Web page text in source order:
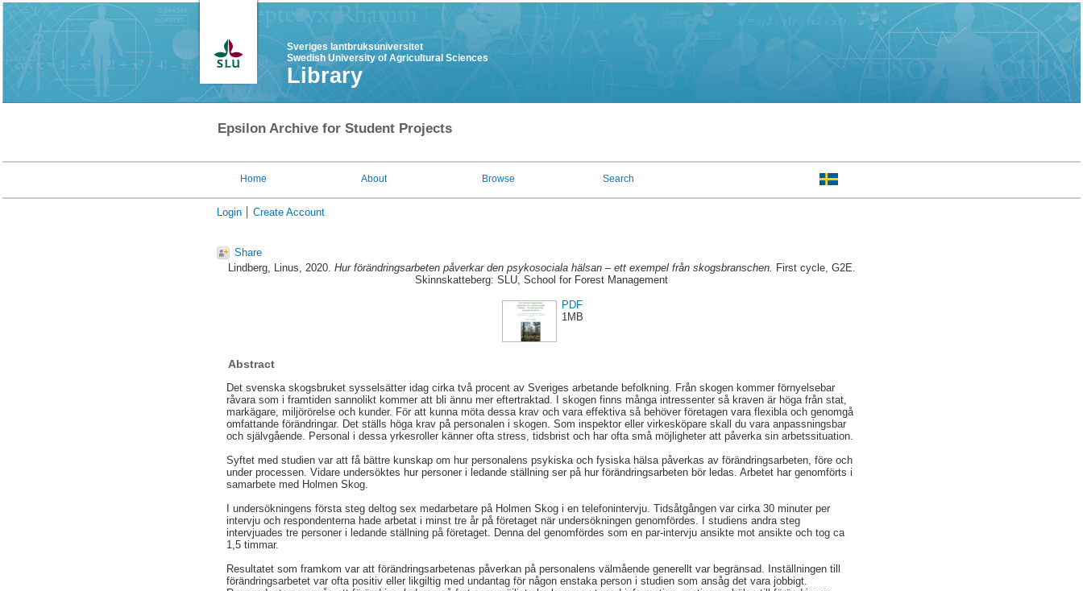
Sveriges lantbruksuniversitet
Swedish University of Agricultural Sciences
Library
Epsilon Archive for Student Projects
Home About Browse Search
Login Create Account
Share
Lindberg, Linus, 2020. Hur förändringsarbeten påverkar den psykosociala hälsan – ett exempel från skogsbranschen. First cycle, G2E.
Skinnskatteberg: SLU, School for Forest Management
PDF
1MB
Abstract
Det svenska skogsbruket sysselsätter idag cirka två procent av Sveriges arbetande befolkning. Från skogen kommer förnyelsebar
råvara som i framtiden sannolikt kommer att bli ännu mer eftertraktad. I skogen finns många intressenter så kraven är höga från stat,
markägare, miljörörelse och kunder. För att kunna möta dessa krav och vara effektiva så behöver företagen vara flexibla och genomgå
omfattande förändringar. Det ställs höga krav på personalen i skogen. Som inspektor eller virkesköpare skall du vara anpassningsbar
och självgående. Personal i dessa yrkesroller känner ofta stress, tidsbrist och har ofta små möjligheter att påverka sin arbetssituation.
Syftet med studien var att få bättre kunskap om hur personalens psykiska och fysiska hälsa påverkas av förändringsarbeten, före och
under processen. Vidare undersöktes hur personer i ledande ställning ser på hur förändringsarbeten bör ledas. Arbetet har genomförts i
samarbete med Holmen Skog.
I undersökningens första steg deltog sex medarbetare på Holmen Skog i en telefonintervju. Tidsåtgången var cirka 30 minuter per
intervju och respondenterna hade arbetat i minst tre år på företaget när undersökningen genomfördes. I studiens andra steg
intervjuades tre personer i ledande ställning på företaget. Denna del genomfördes som en par-intervju ansikte mot ansikte och tog ca
1,5 timmar.
Resultatet som framkom var att förändringsarbetenas påverkan på personalens välmående generellt var begränsad. Inställningen till
förändringsarbetet var ofta positiv eller likgiltig med undantag för någon enstaka person i studien som ansåg det vara jobbigt.